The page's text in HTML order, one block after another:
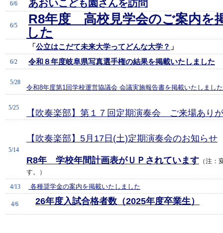
6/6 あおいこども園さんを訪問
6/5
R8年度 高校見学会のご案内を
した
「公立はこだて未来大学ってどんな大学？ 」
6/2 令和８年度岐阜県写真選手権の結果を掲載いたしました
5/28
令和8年度第1回学校運営協議会 会議実施報告書を掲載いたしました
5/25
【吹奏楽部】第１７回定期演奏会 ご来場あり
5/14
【吹奏楽部】5月17日(土)定期演奏会のお知らせ
R8年 学校年間計画表がＵＰされています （注：
す。
）
4/13 各種奨学金の案内を掲載いたしました
4/6 26年度入試合格者数（2025年度卒業生）